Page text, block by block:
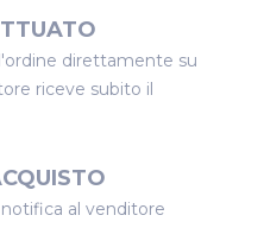
direttamente su
riceve subito il
al venditore